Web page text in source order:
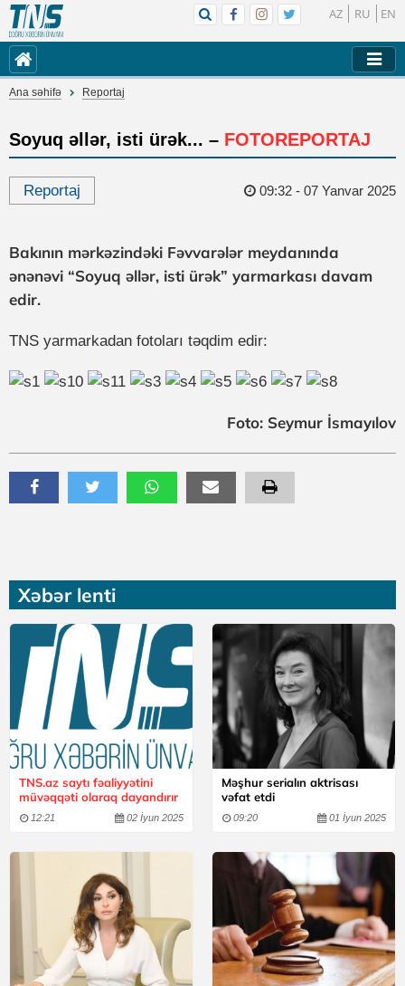
AZ RU EN
Ana səhifə Reportaj
Xəbər lenti
TNS.az saytı fəaliyyətini
müvəqqəti olaraq dayandırır
12:21 02 İyun 2025
Məşhur serialın aktrisası
vəfat etdi
09:20 01 İyun 2025
Soyuq əllər, isti ürək... – FOTOREPORTAJ
Reportaj 09:32 - 07 Yanvar 2025
Bakının mərkəzindəki Fəvvarələr meydanında
ənənəvi “Soyuq əllər, isti ürək” yarmarkası davam
edir.
TNS yarmarkadan fotoları təqdim edir:
Foto: Seymur İsmayılov